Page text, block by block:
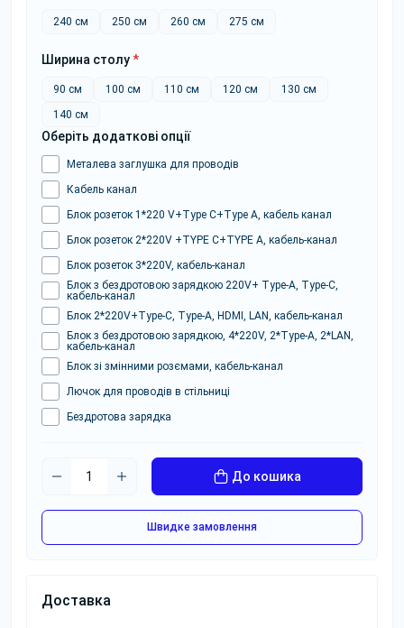
240 см 250 см 260 см 275 см
Ширина столу*
90 см 100 см 110 см 120 см
130 см
140 см
Оберіть додаткові опції
Металева заглушка для проводів
Кабель канал
Блок розеток 1*220 V+Type C+Type A, кабель канал
Блок розеток 2*220V +TYPE C+TYPE A, кабель-канал
Блок розеток 3*220V, кабель-канал
Блок з бездротовою зарядкою 220V+ Type-A, Type-C,
кабель-канал
Блок 2*220V+Type-C, Type-A, HDMI, LAN, кабель-канал
Блок з бездротовою зарядкою, 4*220V, 2*Type-A, 2*LAN,
кабель-канал
Блок зі змінними розємами, кабель-канал
Лючок для проводів в стільниці
Бездротова зарядка
До кошика
Швидке замовлення
Доставка